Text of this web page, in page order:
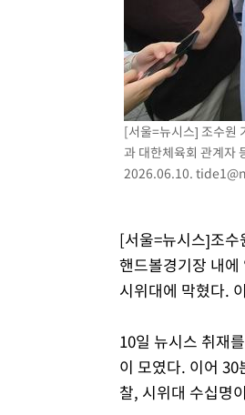
[속보]원·달러 환율,
"여기 떨어졌다"…다누리,
손흥민, 5경기 연속골 실
내일까지 39도 '펄펄'…기상
트럼프, 한국계 진보 주지사
"美간섭에 합의 지연"…트럼
[속보]산업장관 "李정부, 원
[서울=뉴시스] 조수원
과 대한체육회 관계자
2026.06.10.
[서울=뉴시스]조수
핸드볼경기장 내
시위대에 막혔다.
10일 뉴시스 취재
이 모였다. 이어
찰, 시위대 수십명